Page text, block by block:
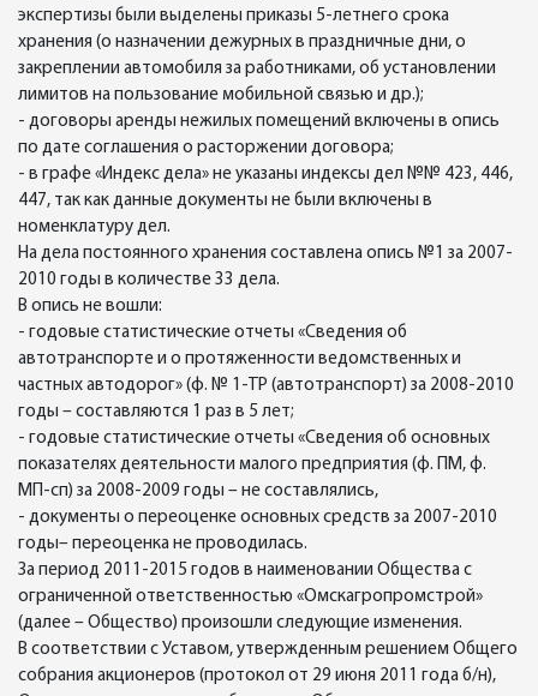
экспертизы были выделены приказы 5-летнего срока
хранения (о назначении дежурных в праздничные дни, о
закреплении автомобиля за работниками, об установлении
лимитов на пользование мобильной связью и др.);
- договоры аренды нежилых помещений включены в опись
по дате соглашения о расторжении договора;
- в графе «Индекс дела» не указаны индексы дел №№ 423, 446,
447, так как данные документы не были включены в
номенклатуру дел.
На дела постоянного хранения составлена опись №1 за 2007-
2010 годы в количестве 33 дела.
В опись не вошли:
- годовые статистические отчеты «Сведения об
автотранспорте и о протяженности ведомственных и
частных автодорог» (ф. № 1-ТР (автотранспорт) за 2008-2010
годы – составляются 1 раз в 5 лет;
- годовые статистические отчеты «Сведения об основных
показателях деятельности малого предприятия (ф. ПМ, ф.
МП-сп) за 2008-2009 годы – не составлялись,
- документы о переоценке основных средств за 2007-2010
годы– переоценка не проводилась.
За период 2011-2015 годов в наименовании Общества с
ограниченной ответственностью «Омскагропромстрой»
(далее – Общество) произошли следующие изменения.
В соответствии с Уставом, утвержденным решением Общего
собрания акционеров (протокол от 29 июня 2011 года б/н),